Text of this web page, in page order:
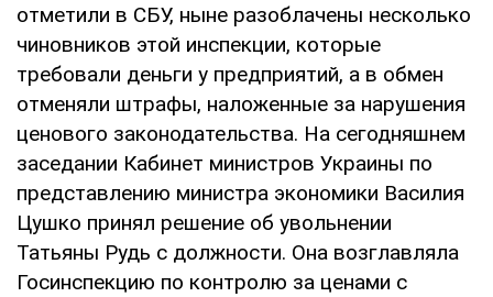
отметили в СБУ, ныне разоблачены несколько
чиновников этой инспекции, которые
требовали деньги у предприятий, а в обмен
отменяли штрафы, наложенные за нарушения
ценового законодательства. На сегодняшнем
заседании Кабинет министров Украины по
представлению министра экономики Василия
Цушко принял решение об увольнении
Татьяны Рудь с должности. Она возглавляла
Госинспекцию по контролю за ценами с